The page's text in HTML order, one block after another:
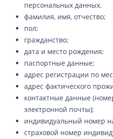
персональных данных.
фамилия, имя, отчество;
пол;
гражданство;
дата и место рождения;
паспортные данные;
адрес регистрации по
адрес фактического
контактные данные
электронной почты);
индивидуальный номер
страховой номер